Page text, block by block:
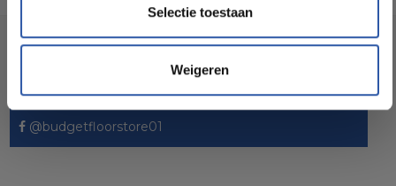
Selectie toestaan
Weigeren
Socialmedia
@budgetfloorstore01